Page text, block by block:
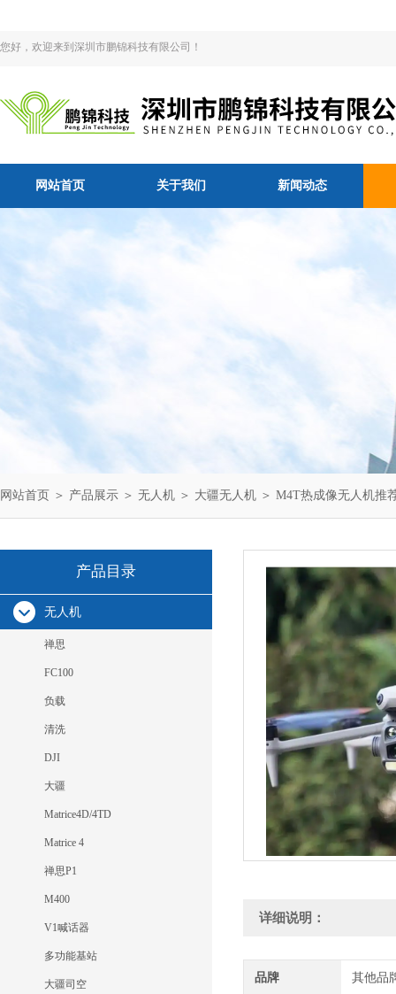
您好，欢迎来到深圳市鹏锦科技有限公司！
网站首页 关于我们 新闻动态
网站首页 ＞ 产品展示 ＞ 无人机 ＞ 大疆无人机 ＞ M4T热成像无人机推
产品目录
无人机
禅思
FC100
负载
清洗
DJI
大疆
Matrice4D/4TD
Matrice 4
禅思P1
M400
V1喊话器
多功能基站
大疆司空
详细说明：
品牌 其他品